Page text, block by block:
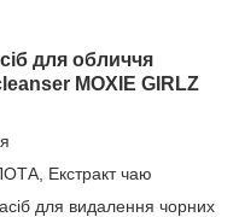
для обличчя
MOXIE GIRLZ
Екстракт чаю
для видалення чорних